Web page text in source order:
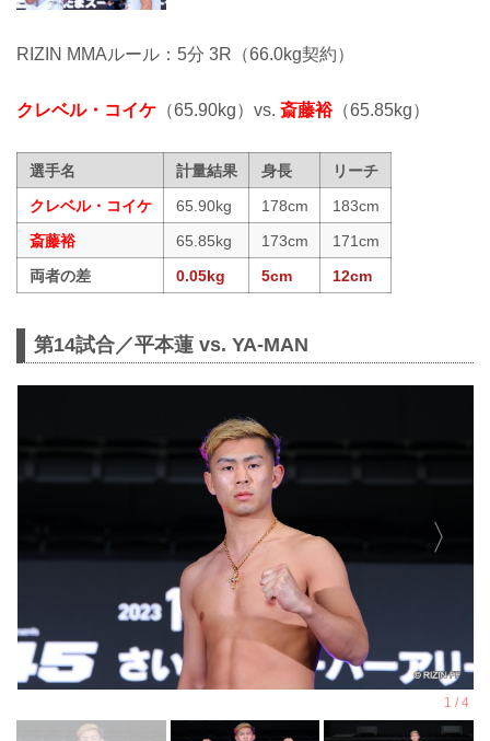
RIZIN MMAルール：5分 3R（66.0kg契約）
クレベル・コイケ （65.90kg）vs.斎藤裕（65.85kg）
選手名 計量結果 身長
リーチ
クレベル・コイケ
65.90kg 178cm
183cm
斎藤裕
65.85kg 173cm
171cm
両者の差
0.05kg 5cm 12cm
第14試合／平本蓮 vs. YA-MAN